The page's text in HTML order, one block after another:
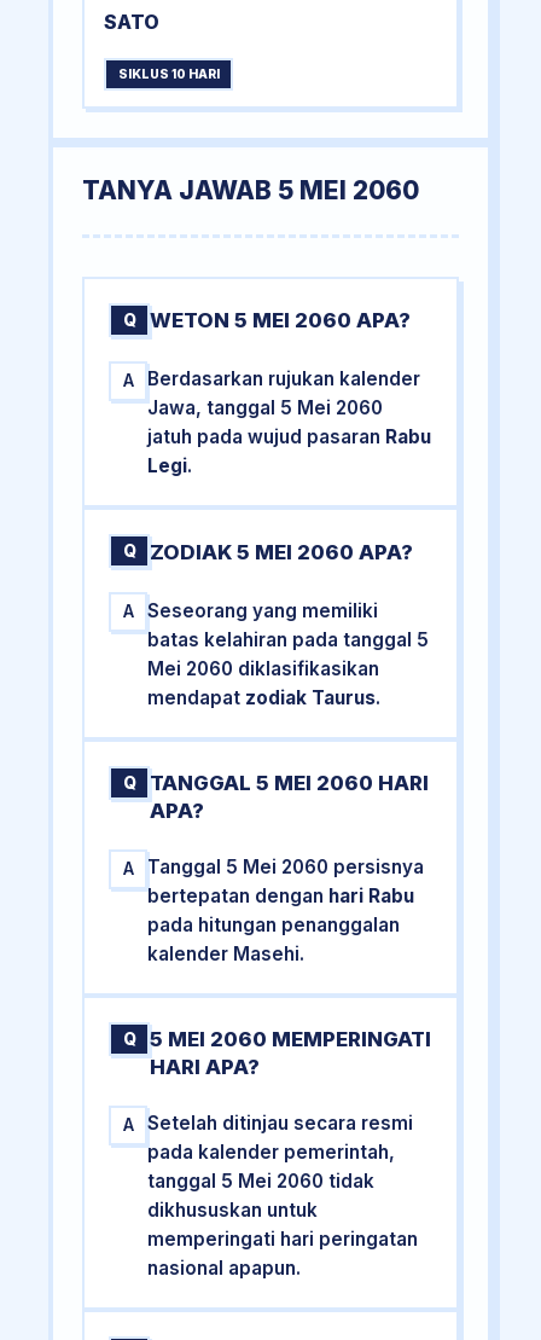
SATO
SIKLUS 10 HARI
TANYA JAWAB 5 MEI 2060
Q WETON 5 MEI 2060 APA?
A
Berdasarkan rujukan kalender
Jawa, tanggal 5 Mei 2060
jatuh pada wujud pasaran Rabu
Legi.
Q ZODIAK 5 MEI 2060 APA?
A
Seseorang yang memiliki
batas kelahiran pada tanggal 5
Mei 2060 diklasifikasikan
mendapat zodiak Taurus.
Q
TANGGAL 5 MEI 2060 HARI
APA?
A
Tanggal 5 Mei 2060 persisnya
bertepatan dengan hari Rabu
pada hitungan penanggalan
kalender Masehi.
Q
5 MEI 2060 MEMPERINGATI
HARI APA?
A
Setelah ditinjau secara resmi
pada kalender pemerintah,
tanggal 5 Mei 2060 tidak
dikhususkan untuk
memperingati hari peringatan
nasional apapun.